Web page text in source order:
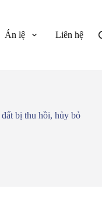
Án lệ Liên hệ
bị thu hồi, hủy bỏ